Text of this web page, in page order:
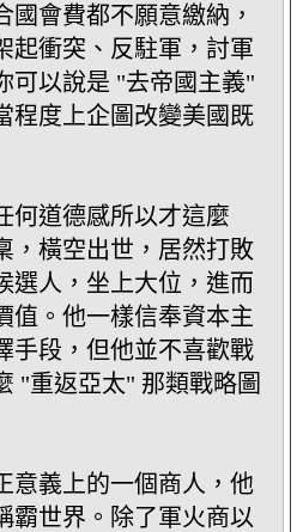
國會費都不願意繳納，
起衝突、反駐軍，討軍
可以說是 "去帝國主義"
程度上企圖改變美國既
何道德感所以才這麼
，橫空出世，居然打敗
選人，坐上大位，進而
值。他一樣信奉資本主
手段，但他並不喜歡戰
"重返亞太" 那類戰略圖
意義上的一個商人，他
霸世界。除了軍火商以